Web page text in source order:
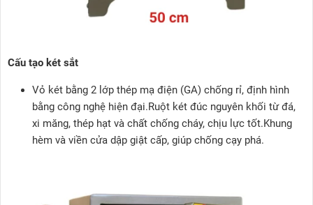
Cấu tạo két sắt
Vỏ két bằng 2 lớp thép mạ điện (GA) chống rỉ, định hình
bằng công nghệ hiện đại.Ruột két đúc nguyên khối từ đá,
xi măng, thép hạt và chất chống cháy, chịu lực tốt.Khung
hèm và viền cửa dập giật cấp, giúp chống cạy phá.